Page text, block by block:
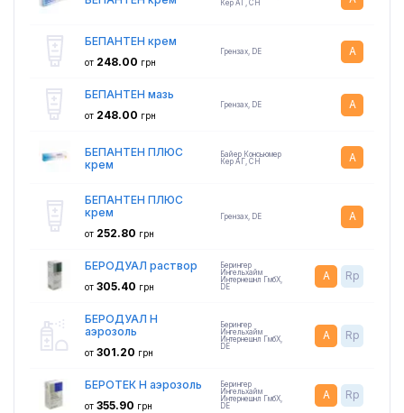
Кер АГ, CH
БЕПАНТЕН крем
от 248.00 грн
Грензах, DE A
БЕПАНТЕН мазь
от 248.00 грн
Грензах, DE A
БЕПАНТЕН ПЛЮС
крем
Байер Консьюмер
Кер АГ, CH A
БЕПАНТЕН ПЛЮС
крем
от 252.80 грн
Грензах, DE A
БЕРОДУАЛ раствор
от 305.40 грн
Берингер
Ингельхайм
Интернешнл ГмбХ,
DE
A Rp
БЕРОДУАЛ Н
аэрозоль
от 301.20 грн
Берингер
Ингельхайм
Интернешнл ГмбХ,
DE
A Rp
БЕРОТЕК H аэрозоль
от 355.90 грн
Берингер
Ингельхайм
Интернешнл ГмбХ,
DE
A Rp